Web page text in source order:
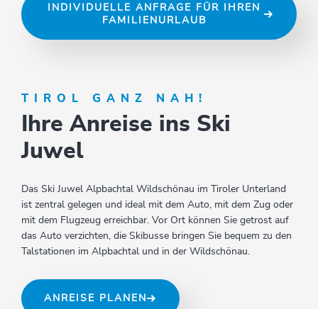
INDIVIDUELLE ANFRAGE FÜR IHREN
FAMILIENURLAUB
TIROL GANZ NAH!
Ihre Anreise ins Ski
Juwel
Das Ski Juwel Alpbachtal Wildschönau im Tiroler Unterland
ist zentral gelegen und ideal mit dem Auto, mit dem Zug oder
mit dem Flugzeug erreichbar. Vor Ort können Sie getrost auf
das Auto verzichten, die Skibusse bringen Sie bequem zu den
Talstationen im Alpbachtal und in der Wildschönau.
ANREISE PLANEN